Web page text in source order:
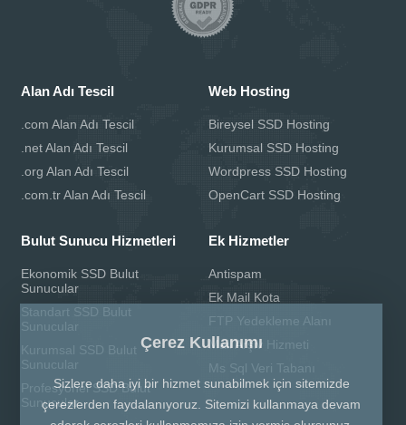
Alan Adı Tescil
.com Alan Adı Tescil
.net Alan Adı Tescil
.org Alan Adı Tescil
.com.tr Alan Adı Tescil
Web Hosting
Bireysel SSD Hosting
Kurumsal SSD Hosting
Wordpress SSD Hosting
OpenCart SSD Hosting
Bulut Sunucu Hizmetleri
Ekonomik SSD Bulut
Sunucular
Standart SSD Bulut
Sunucular
Kurumsal SSD Bulut
Sunucular
Profesyonel SSD Bulut
Sunucular
Ek Hizmetler
Antispam
Ek Mail Kota
FTP Yedekleme Alanı
Mail Arşiv Hizmeti
Ms Sql Veri Tabanı
Çerez Kullanımı
Sizlere daha iyi bir hizmet sunabilmek için sitemizde
çerezlerden faydalanıyoruz. Sitemizi kullanmaya devam